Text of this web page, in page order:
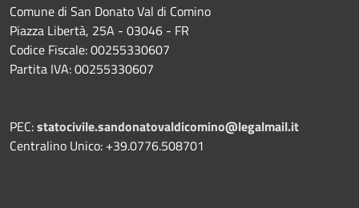
Comune di San Donato Val di Comino
Piazza Libertà, 25A - 03046 - FR
Codice Fiscale: 00255330607
Partita IVA: 00255330607
PEC:statocivile.sandonatovaldicomino@legalmail.it
Centralino Unico: +39.0776.508701